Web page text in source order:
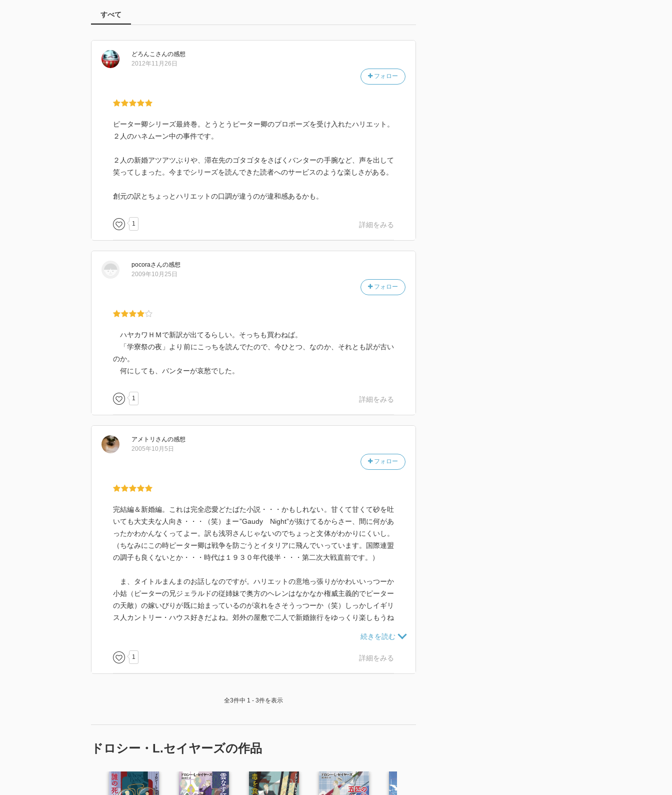
すべて
どろんこ さんの感想
フォロー
2012年11月26日
ピーター卿シリーズ最終巻。とうとうピーター卿のプロポーズを受け入れたハリエット。
２人のハネムーン中の事件です。
２人の新婚アツアツぶりや、滞在先のゴタゴタをさばくバンターの手腕など、声を出して
笑ってしまった。今までシリーズを読んできた読者へのサービスのような楽しさがある。
創元の訳とちょっとハリエットの口調が違うのが違和感あるかも。
1 詳細をみる
pocoraさんの感想
フォロー
2009年10月25日
ハヤカワＨＭで新訳が出てるらしい。そっちも買わねば。
「学寮祭の夜」より前にこっちを読んでたので、今ひとつ、なのか、それとも訳が古い
のか。
何にしても、バンターが哀愁でした。
1 詳細をみる
アメトリ さんの感想
フォロー
2005年10月5日
完結編＆新婚編。これは完全恋愛どたばた小説・・・かもしれない。甘くて甘くて砂を吐
いても大丈夫な人向き・・・（笑）まー”Gaudy Night”が抜けてるからさー、間に何があ
ったかわかんなくってよー。訳も浅羽さんじゃないのでちょっと文体がわかりにくいし。
（ちなみにこの時ピーター卿は戦争を防ごうとイタリアに飛んでいっています。国際連盟
の調子も良くないとか・・・時代は１９３０年代後半・・・第二次大戦直前です。）
ま、タイトルまんまのお話しなのですが。ハリエットの意地っ張りがかわいいっつーか
小姑（ピーターの兄ジェラルドの従姉妹で奥方のヘレンはなかなか権威主義的でピーター
の天敵）の嫁いびりが既に始まっているのが哀れをさそうっつーか（笑）しっかしイギリ
ス人カントリー・ハウス好きだよね。郊外の屋敷で二人で新婚旅行をゆっくり楽しもうね
ラ崩れていくのよね・・・色んなアクシデントにもめげずにやることはやる（謎）ピータ
ー卿は手が早いし流石は天下の伊達お・・・（「うるさいっ！！『寝室の興味ある公開』
はいいから話をすすめたまえ！！」）・・・えへ。子供の心配を早速してるしさー。
1 詳細をみる
全3件中 1 - 3件を表示
ドロシー・L.セイヤーズの作品